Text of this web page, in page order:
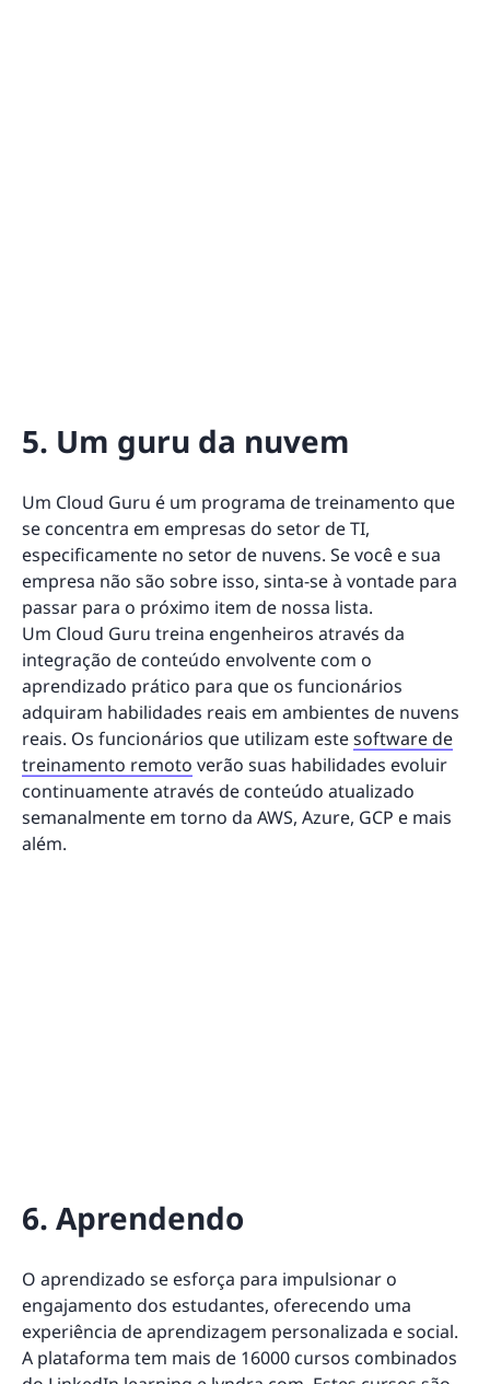
5. Um guru da nuvem
Um Cloud Guru é um programa de treinamento que
se concentra em empresas do setor de TI,
especificamente no setor de nuvens. Se você e sua
empresa não são sobre isso, sinta-se à vontade para
passar para o próximo item de nossa lista.
Um Cloud Guru treina engenheiros através da
integração de conteúdo envolvente com o
aprendizado prático para que os funcionários
adquiram habilidades reais em ambientes de nuvens
reais. Os funcionários que utilizam estesoftware de
treinamento remoto verão suas habilidades evoluir
continuamente através de conteúdo atualizado
semanalmente em torno da AWS, Azure, GCP e mais
além.
6. Aprendendo
O aprendizado se esforça para impulsionar o
engajamento dos estudantes, oferecendo uma
experiência de aprendizagem personalizada e social.
A plataforma tem mais de 16000 cursos combinados